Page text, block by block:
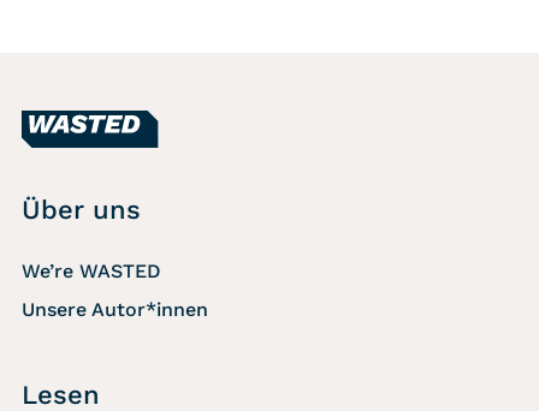
Über uns
We’re WASTED
Unsere Autor*innen
Lesen